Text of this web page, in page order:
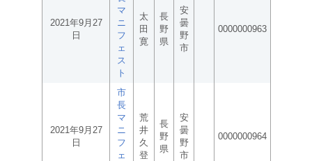
2021年9月27
日
マ
ニ
フ
ェ
ス
ト
太
田
寛
長
野
県
安
曇
野
市
0000000963
2021年9月27
日
市
長
マ
ニ
フ
ェ
荒
井
久
登
長
野
県
安
曇
野
市
0000000964